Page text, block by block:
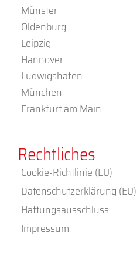
Münster
Oldenburg
Leipzig
Hannover
Ludwigshafen
München
Frankfurt am Main
Rechtliches
Cookie-Richtlinie (EU)
Datenschutzerklärung (EU)
Haftungsausschluss
Impressum